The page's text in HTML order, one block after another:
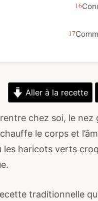
Aller à la recette
chez soi, le
le corps et
haricots verts
traditionnelle